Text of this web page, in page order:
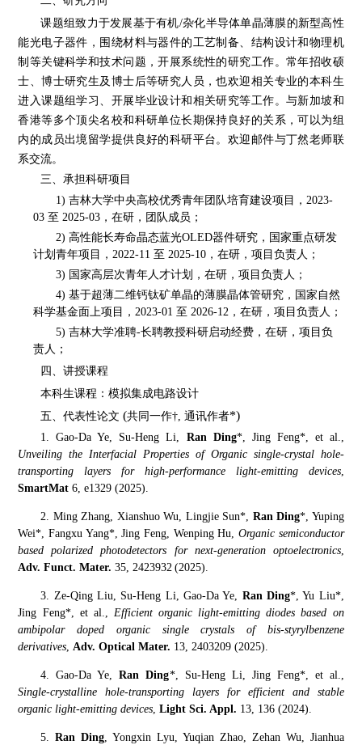
课题组致力于发展基于有机/杂化半导体单晶薄膜的新型高性
能光电子器件，围绕材料与器件的工艺制备、结构设计和物理机
制等关键科学和技术问题，开展系统性的研究工作 。 常年招收硕
士、博士研究生及博士后等研究人员，也欢迎相关专业的本科生
进入课题组学习、开展毕业设计和相关研究等工作。与新加坡和
香港等多个顶尖名校和科研单位长期保持良好的关系，可以为组
内的成员出境留学提供良好的科研平台。欢迎邮件与丁然老师联
系交流。
三、承担科研项目
1)吉林大学中央高校优秀青年团队培育建设项目， 2023-
03 至 2025-03 ，在研，团队成员；
2)高性能长寿命晶态蓝光OLED器件研究，国家重点研发
计划青年项目， 2022-11 至 2025-10 ，在研，项目负责人 ；
3) 国家高层次青年人才计划，在研，项目负责人；
4)基于超薄二维钙钛矿单晶的薄膜晶体管研究， 国家自然
科学基金面上项目， 2023-01 至 2026-12 ，在研 ，项目负责人 ；
5)吉林大学准聘-长聘教授科研启动经费 ，在研，项目负
责人 ；
四、讲授课程
本科生课程：模拟集成电路设计
五、代表性论文 (共同一作†,通讯作者*)
1. Gao-Da Ye, Su-Heng Li, Ran Ding*, Jing Feng*,
et al.,
Unveiling the Interfacial Properties of Organic single-crystal hole-
transporting layers for high-performance light-emitting devices,
SmartMat 6, e1329(2025).
2. Ming Zhang, Xianshuo Wu, Lingjie Sun*, Ran Ding*, Yuping
Wei*, Fangxu Yang*, Jing Feng, Wenping Hu, Organic semiconductor
based polarized photodetectors for next-generation optoelectronics,
Adv. Funct. Mater.35, 2423932 (2025).
3. Ze-Qing Liu, Su-Heng Li, Gao-Da Ye, Ran Ding*, Yu Liu*,
Jing Feng*, et al., Efficient organic light-emitting diodes based on
ambipolar doped organic single crystals of bis-styrylbenzene
derivatives Adv. Optical Mater. 13, 2403209 (2025)
4. Gao-Da Ye,Ran Ding*, Su-Heng Li, Jing Feng*,
et al.,
Single-crystalline hole-transporting layers for efficient and stable
organic light-emitting devices ,Light Sci. Appl. 13, 136 (2024).
5.Ran Ding , Yongxin Lyu, Yuqian Zhao, Zehan Wu, Jianhua